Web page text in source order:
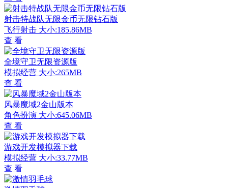
射击特战队无限金币无限钻石版
飞行射击 大小:185.86MB
查 看
全境守卫无限资源版
模拟经营 大小:265MB
查 看
风暴魔域2金山版本
角色扮演 大小:645.06MB
查 看
游戏开发模拟器下载
模拟经营 大小:33.77MB
查 看